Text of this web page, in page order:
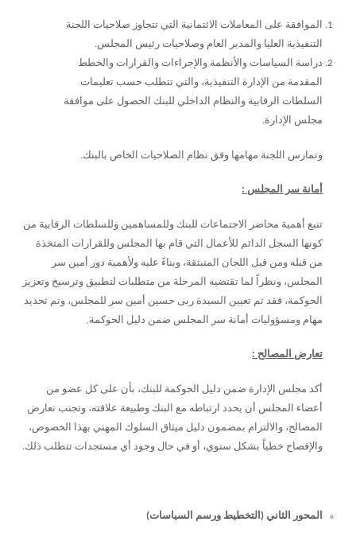
الموافقة على المعاملات الائتمانية التي تتجاوز صلاحيات اللجنة
التنفيذية العليا والمدير العام وصلاحيات رئيس المجلس.
دراسة السياسات والأنظمة والإجراءات والقرارات والخطط
المقدمة من الإدارة التنفيذية، والتي تتطلب حسب تعليمات
السلطات الرقابية والنظام الداخلي للبنك الحصول على موافقة
مجلس الإدارة.
وتمارس اللجنة مهامها وفق نظام الصلاحيات الخاص بالبنك.
أمانة سر المجلس :
تنبع أهمية محاضر الاجتماعات للبنك وللمساهمين وللسلطات الرقابية من
كونها السجل الدائم للأعمال التي قام بها المجلس وللقرارات المتخذة
من قبله ومن قبل اللجان المنبثقة، وبناءً عليه ولأهمية دور أمين سر
المجلس، ونظراً لما تقتضيه المرحلة من متطلبات لتطبيق وترسيخ وتعزيز
الحوكمة، فقد تم تعيين السيدة ربى حسين أمين سر للمجلس، وتم تحديد
مهام ومسؤوليات أمانة سر المجلس ضمن دليل الحوكمة.
تعارض المصالح :
أكد مجلس الإدارة ضمن دليل الحوكمة للبنك، بأن على كل عضو من
أعضاء المجلس أن يحدد ارتباطه مع البنك وطبيعة علاقته، وتجنب تعارض
المصالح، والالتزام بمضمون دليل ميثاق السلوك المهني بهذا الخصوص،
والإفصاح خطياً بشكل سنوي، أو في حال وجود أي مستجدات تتطلب ذلك.
المحور الثاني (التخطيط ورسم السياسات)